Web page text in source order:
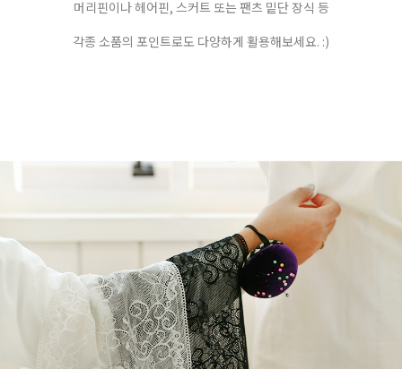
머리핀이나 헤어핀, 스커트 또는 팬츠 밑단 장식 등
각종 소품의 포인트로도 다양하게 활용해보세요. :)